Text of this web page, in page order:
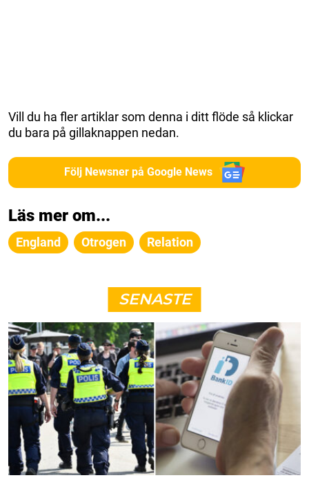
Vill du ha fler artiklar som denna i ditt flöde så klickar
du bara på gillaknappen nedan.
Följ Newsner på Google News
Läs mer om...
England Otrogen Relation
SENASTE